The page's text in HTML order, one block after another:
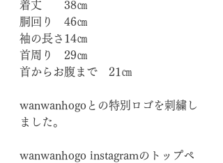
着丈　　38㎝
胴回り　46㎝
袖の長さ14㎝
首周り　29㎝
首からお腹まで　21㎝
wanwanhogoとの特別ロゴを刺繍し
ました。
wanwanhogo instagramのトップペ